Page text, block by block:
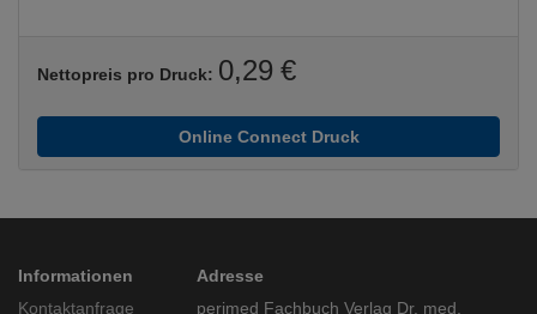
Nettopreis pro Druck: 0,29 €
Online Connect Druck
Informationen
Kontaktanfrage
Adresse
perimed Fachbuch Verlag Dr. med.